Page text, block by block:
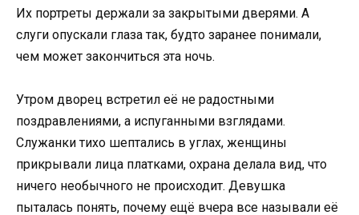
Их портреты держали за закрытыми дверями. А
слуги опускали глаза так, будто заранее понимали,
чем может закончиться эта ночь.
Утром дворец встретил её не радостными
поздравлениями, а испуганными взглядами.
Служанки тихо шептались в углах, женщины
прикрывали лица платками, охрана делала вид, что
ничего необычного не происходит. Девушка
пыталась понять, почему ещё вчера все называли её